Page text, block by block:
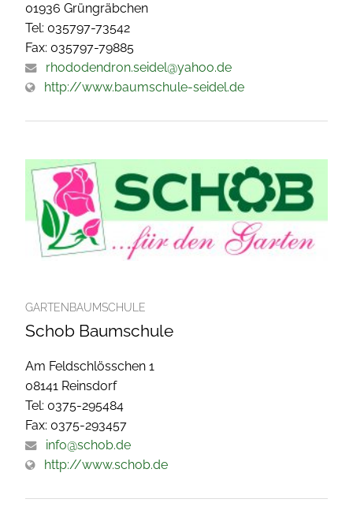
01936 Grüngräbchen
Tel: 035797-73542
Fax: 035797-79885
rhododendron.seidel@yahoo.de
http://www.baumschule-seidel.de
GARTENBAUMSCHULE
Schob Baumschule
Am Feldschlösschen 1
08141 Reinsdorf
Tel: 0375-295484
Fax: 0375-293457
info@schob.de
http://www.schob.de